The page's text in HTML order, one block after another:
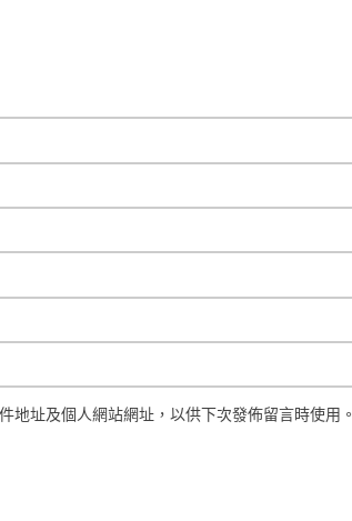
地址及個人網站網址，以供下次發佈留言時使用。